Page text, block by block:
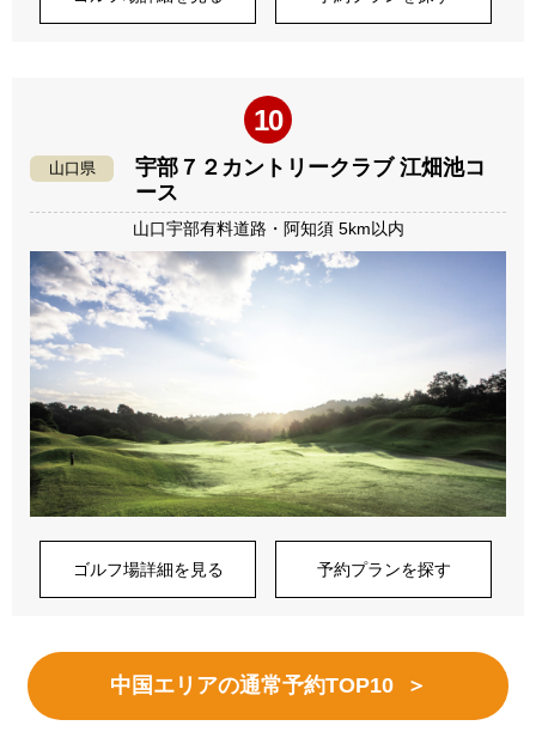
10
山口県
宇部７２カントリークラブ 江畑池コ
ース
山口宇部有料道路・阿知須 5km以内
ゴルフ場詳細を見る 予約プランを探す
中国エリアの通常予約TOP10 ＞